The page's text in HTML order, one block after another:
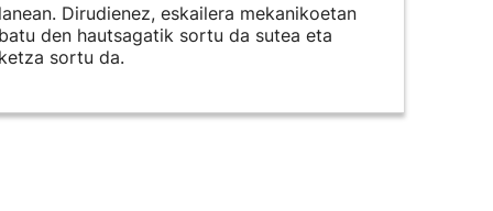
Dirudienez, eskailera mekanikoetan
den hautsagatik sortu da sutea eta
sortu da.